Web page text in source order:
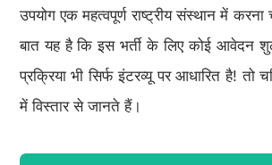
उपयोग एक महत्वपूर्ण राष्ट्रीय संस्थान में
बात यह है कि इस भर्ती के लिए कोई आवेदन
प्रक्रिया भी सिर्फ इंटरव्यू पर आधारित है! तो
में विस्तार से जानते हैं।